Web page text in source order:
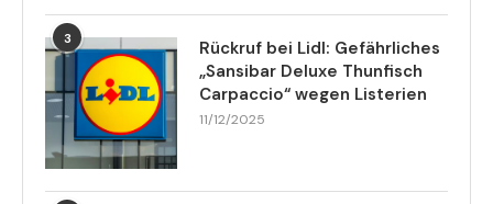
3
Rückruf bei Lidl: Gefährliches
„Sansibar Deluxe Thunfisch
Carpaccio“ wegen Listerien
11/12/2025